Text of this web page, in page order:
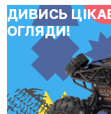
ДИВИСЬ
ОГЛЯДИ!